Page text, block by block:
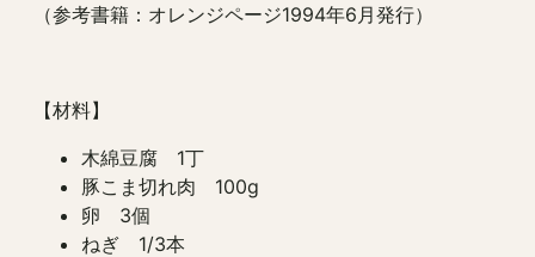
（参考書籍：オレンジページ1994年6月発行）
【材料】
木綿豆腐 1丁
豚こま切れ肉 100g
卵 3個
ねぎ 1/3本